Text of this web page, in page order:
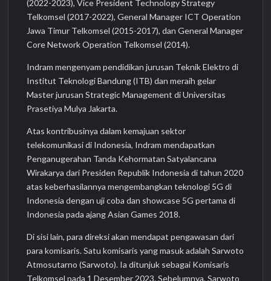
(2022-2023), Vice President Technology Strategy
Telkomsel (2017-2022), General Manager ICT Operation
Jawa Timur Telkomsel (2015-2017), dan General Manager
Core Network Operation Telkomsel (2014).
Indram mengenyam pendidikan jurusan Teknik Elektro di
Institut Teknologi Bandung (ITB) dan meraih gelar
Master jurusan Strategic Management di Universitas
Prasetiya Mulya Jakarta.
Atas kontribusinya dalam kemajuan sektor
telekomunikasi di Indonesia, Indram mendapatkan
Penganugerahan Tanda Kehormatan Satyalancana
Wirakarya dari Presiden Republik Indonesia di tahun 2020
atas keberhasilannya mengembangkan teknologi 5G di
Indonesia dengan uji coba dan showcase 5G pertama di
Indonesia pada ajang Asian Games 2018.
Di sisi lain, para direksi akan mendapat pengawasan dari
para komisaris. Satu komisaris yang masuk adalah Sarwoto
Atmosutarno (Sarwoto). Ia ditunjuk sebagai Komisaris
Telkomsel pada 1 Desember 2023. Sebelumnya, Sarwoto